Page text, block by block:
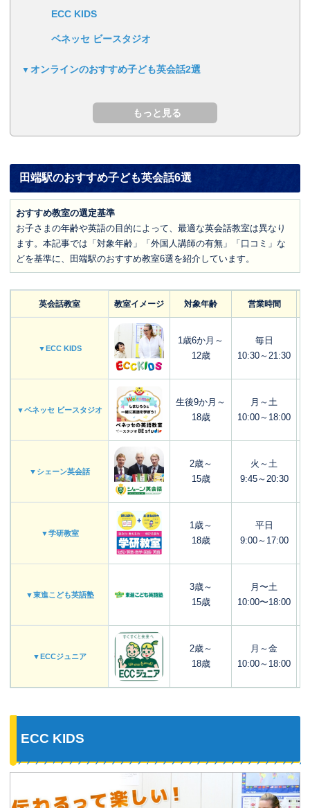
ECC KIDS
ベネッセ ビースタジオ
オンラインのおすすめ子ども英会話2選
田端駅のおすすめ子ども英会話6選
おすすめ教室の選定基準
お子さまの年齢や英語の目的によって、最適な英会話教室は異なり
ます。本記事では「対象年齢」「外国人講師の有無」「口コミ」な
どを基準に、田端駅のおすすめ教室6選を紹介しています。
英会話教室 教室イメージ 対象年齢 営業時間
▼ECC KIDS
1歳6か月～
12歳
毎日
10:30～21:30
▼ベネッセ ビースタジオ
生後9か月～
18歳
月～土
10:00～18:00
▼シェーン英会話
2歳～
15歳
火～土
9:45～20:30
▼学研教室
1歳～
18歳
平日
9:00～17:00
▼東進こども英語塾
3歳～
15歳
月〜土
10:00〜18:00
▼ECCジュニア
2歳～
18歳
月～金
10:00～18:00
ECC KIDS